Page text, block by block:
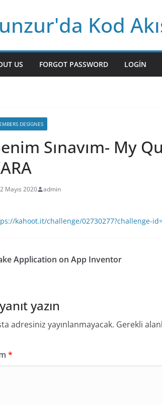
Kod
US FORGOT PASSWORD LOGIN
DESIGNES
Sınavım- My
Mayıs 2020 admin
kahoot.it/challenge/02730277?challenge-
Application on App Inventor
yazın
adresiniz yayınlanmayacak. Gerekli
*